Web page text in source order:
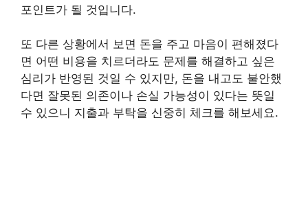
포인트가 될 것입니다.
또 다른 상황에서 보면 돈을 주고 마음이 편해졌다
면 어떤 비용을 치르더라도 문제를 해결하고 싶은
심리가 반영된 것일 수 있지만, 돈을 내고도 불안했
다면 잘못된 의존이나 손실 가능성이 있다는 뜻일
수 있으니 지출과 부탁을 신중히 체크를 해보세요.